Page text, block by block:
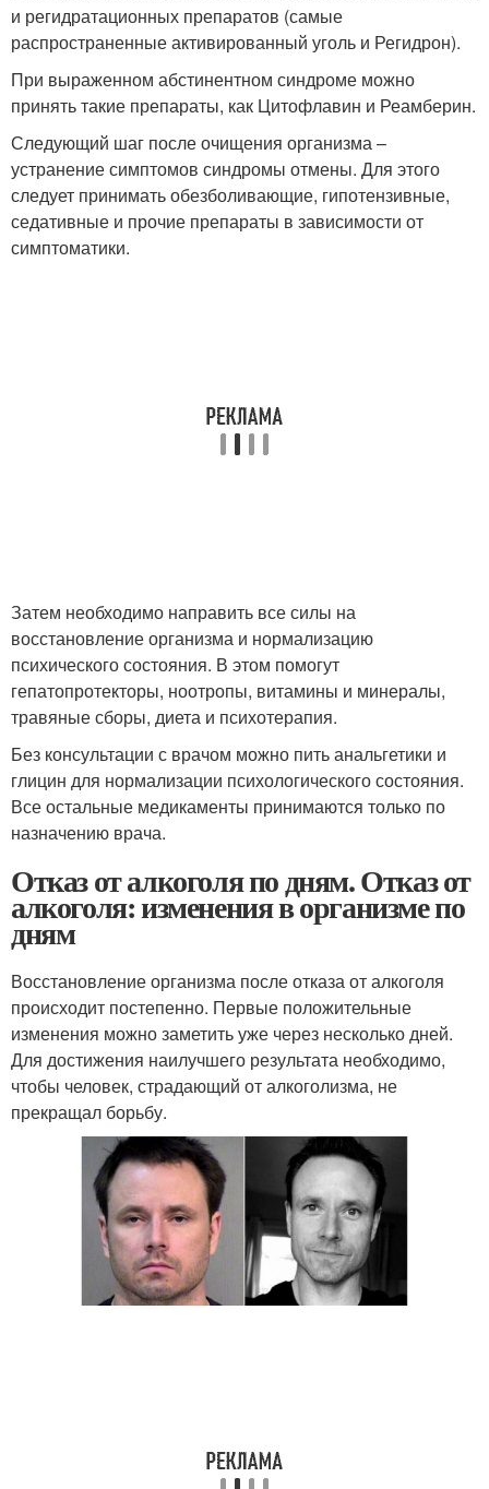
и регидратационных препаратов (самые
распространенные активированный уголь и Регидрон).
При выраженном абстинентном синдроме можно
принять такие препараты, как Цитофлавин и Реамберин.
Следующий шаг после очищения организма –
устранение симптомов синдромы отмены. Для этого
следует принимать обезболивающие, гипотензивные,
седативные и прочие препараты в зависимости от
симптоматики.
Затем необходимо направить все силы на
восстановление организма и нормализацию
психического состояния. В этом помогут
гепатопротекторы, ноотропы, витамины и минералы,
травяные сборы, диета и психотерапия.
Без консультации с врачом можно пить анальгетики и
глицин для нормализации психологического состояния.
Все остальные медикаменты принимаются только по
назначению врача.
Отказ от алкоголя по дням. Отказ от
алкоголя: изменения в организме по
дням
Восстановление организма после отказа от алкоголя
происходит постепенно. Первые положительные
изменения можно заметить уже через несколько дней.
Для достижения наилучшего результата необходимо,
чтобы человек, страдающий от алкоголизма, не
прекращал борьбу.